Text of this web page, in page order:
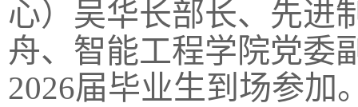
心）吴华长部长、先进
舟、智能工程学院党委
2026届毕业生到场参加